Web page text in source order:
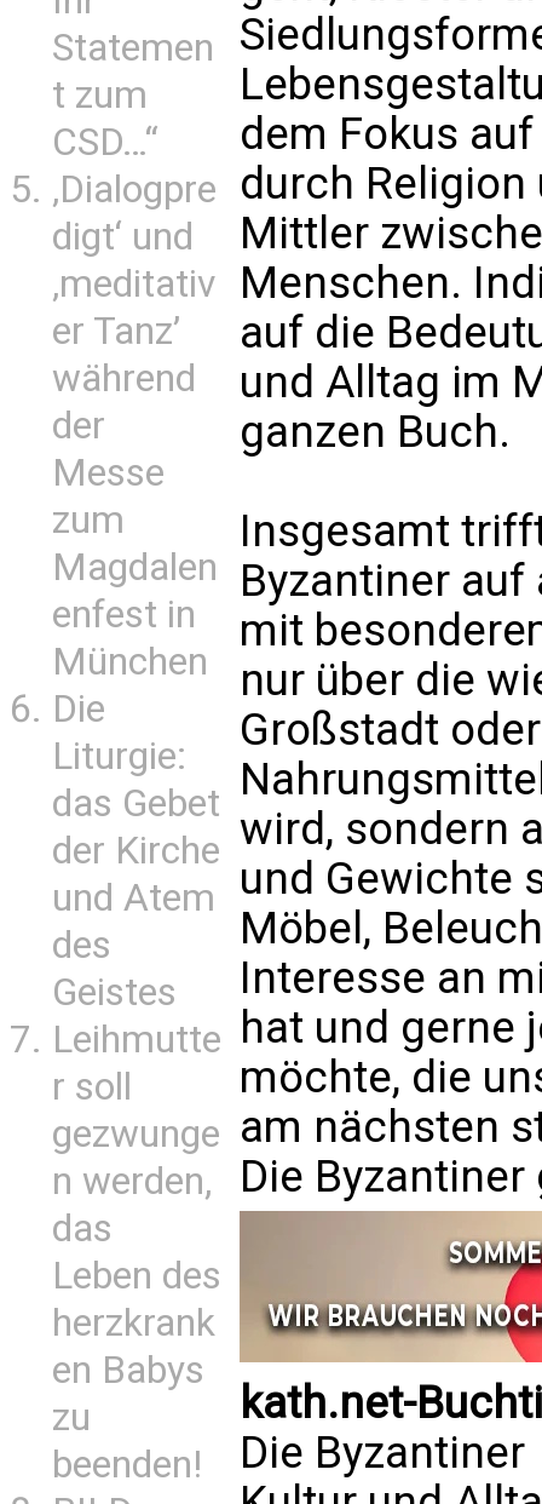
Statemen
t zum
CSD…“
‚Dialogpre
digt‘ und
‚meditativ
er Tanz’
während
der
Messe
zum
Magdalen
enfest in
München
Die
Liturgie:
das Gebet
der Kirche
und Atem
des
Geistes
Leihmutte
r soll
gezwunge
n werden,
das
Leben des
herzkrank
en Babys
zu
beenden!
dem Fokus auf
durch Religion
Mittler
Menschen.
auf die
und Alltag im
ganzen Buch.
Insgesamt
Byzantiner
mit
nur über die
Großstadt oder
wird, sondern
und Gewichte
Möbel,
Interesse an
hat und gerne
möchte, die
am nächsten
Die
kath.net-
Die Byzantiner